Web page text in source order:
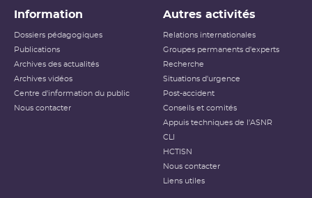
Information
Dossiers pédagogiques
Publications
Archives des actualités
Archives vidéos
Centre d'information du public
Nous contacter
Autres activités
Relations internationales
Groupes permanents d'experts
Recherche
Situations d'urgence
Post-accident
Conseils et comités
Appuis techniques de l'ASNR
CLI
HCTISN
Nous contacter
Liens utiles